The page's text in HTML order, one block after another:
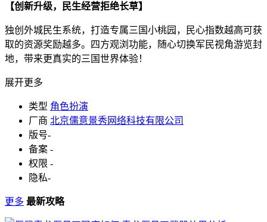
【创新升级，民生经营拒绝长草】
独创外城民生系统，打造专属三国小桃园，民心指数越高可获
取的资源奖励越多。四方观浏功能，随心切换军民视角游览封
地，带来更真实的三国世界体验！
展开更多
类型 角色扮演
厂商 北京儒意景秀网络科技有限公司
版号-
备案 -
权限 -
隐私-
更多 最新攻略